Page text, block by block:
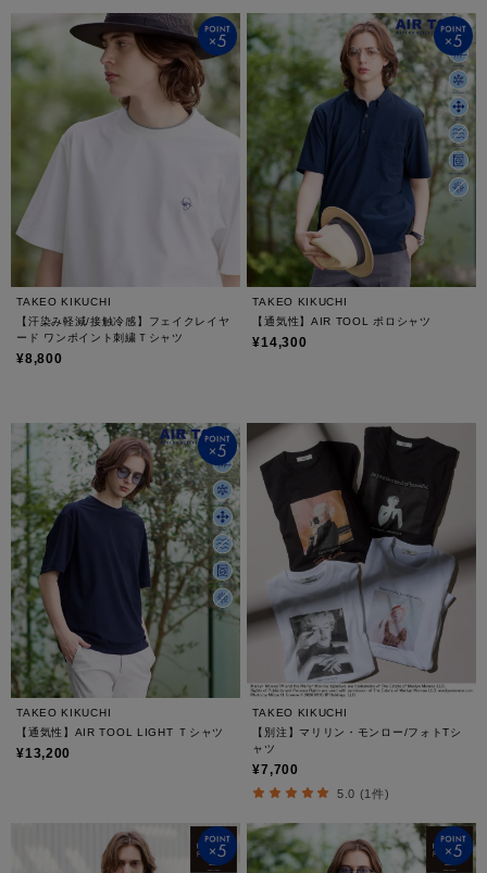
TAKEO KIKUCHI
【汗染み軽減/接触冷感】フェイクレイヤ
ード ワンポイント刺繍Ｔシャツ
¥8,800
TAKEO KIKUCHI
【通気性】AIR TOOL ポロシャツ
¥14,300
TAKEO KIKUCHI
【通気性】AIR TOOL LIGHT Ｔシャツ
¥13,200
TAKEO KIKUCHI
【別注】マリリン・モンロー/フォトTシ
ャツ
¥7,700
5.0 (1件)